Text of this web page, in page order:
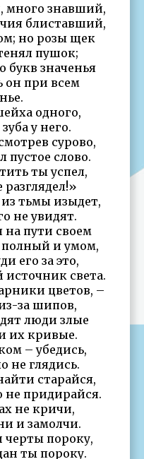
знавший,
блиставший,
но розы щек
пушок;
букв значенья
он при всем
одного,
у него.
сурово,
пустое слово.
ты успел,
разглядел!»
тьмы изыдет,
не увидят.
на пути своем
полный и умом,
его за это,
источник света.
цветов, –
за шипов,
люди злые
их кривые.
– убедись,
не глядись.
старайся,
придирайся.
не кричи,
и замолчи.
черты пороку,
ты пороку.